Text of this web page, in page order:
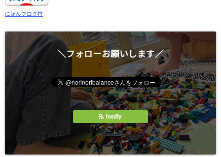
にほんブログ村
＼フォローお願いします／
feedly